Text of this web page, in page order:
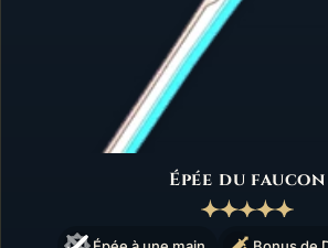
Épée du faucon